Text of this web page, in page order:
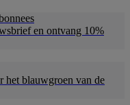
en ontvang 10%
het blauwgroen van de